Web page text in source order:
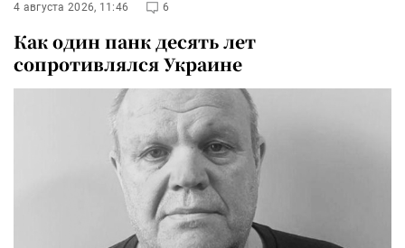
4 августа 2026, 11:46 6
Как один панк десять лет
сопротивлялся Украине